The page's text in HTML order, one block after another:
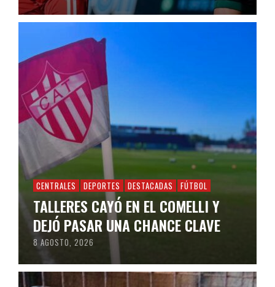
CENTRALES DEPORTES DESTACADAS FÚTBOL
TALLERES CAYÓ EN EL COMELLI Y
DEJÓ PASAR UNA CHANCE CLAVE
8 AGOSTO, 2026